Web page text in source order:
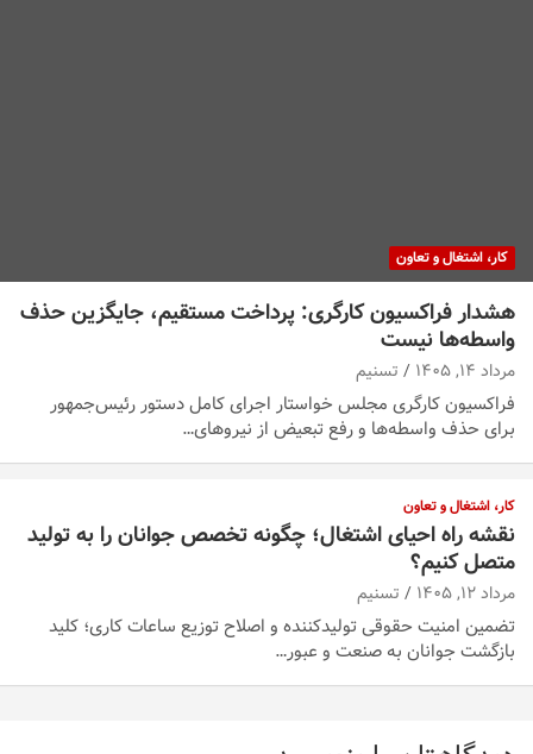
کار، اشتغال و تعاون
هشدار فراکسیون کارگری: پرداخت مستقیم، جایگزین حذف
واسطه‌ها نیست
مرداد ۱۴, ۱۴۰۵ تسنیم
فراکسیون کارگری مجلس خواستار اجرای کامل دستور رئیس‌جمهور
برای حذف واسطه‌ها و رفع تبعیض از نیروهای…
کار، اشتغال و تعاون
نقشه راه احیای اشتغال؛ چگونه تخصص جوانان را به تولید
متصل کنیم؟
مرداد ۱۲, ۱۴۰۵ تسنیم
تضمین امنیت حقوقی تولیدکننده و اصلاح توزیع ساعات کاری؛ کلید
بازگشت جوانان به صنعت و عبور…